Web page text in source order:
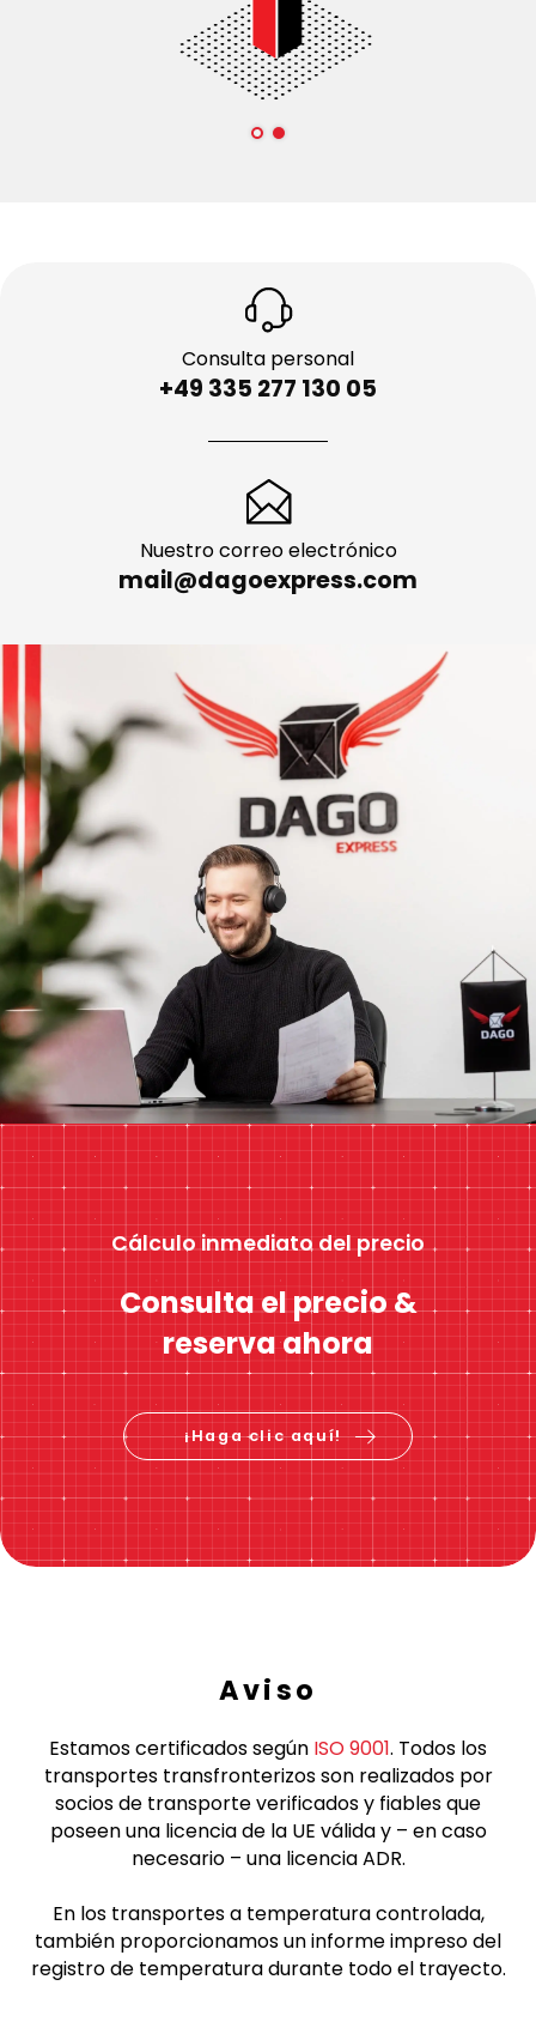
Consulta personal
+49 335 277 130 05
Nuestro correo electrónico
mail@dagoexpress.com
Cálculo inmediato del precio
Consulta el precio &
reserva ahora
¡Haga clic aquí!
Aviso
Estamos certificados según ISO 9001. Todos los
transportes transfronterizos son realizados por
socios de transporte verificados y fiables que
poseen una licencia de la UE válida y – en caso
necesario – una licencia ADR.
En los transportes a temperatura controlada,
también proporcionamos un informe impreso del
registro de temperatura durante todo el trayecto.